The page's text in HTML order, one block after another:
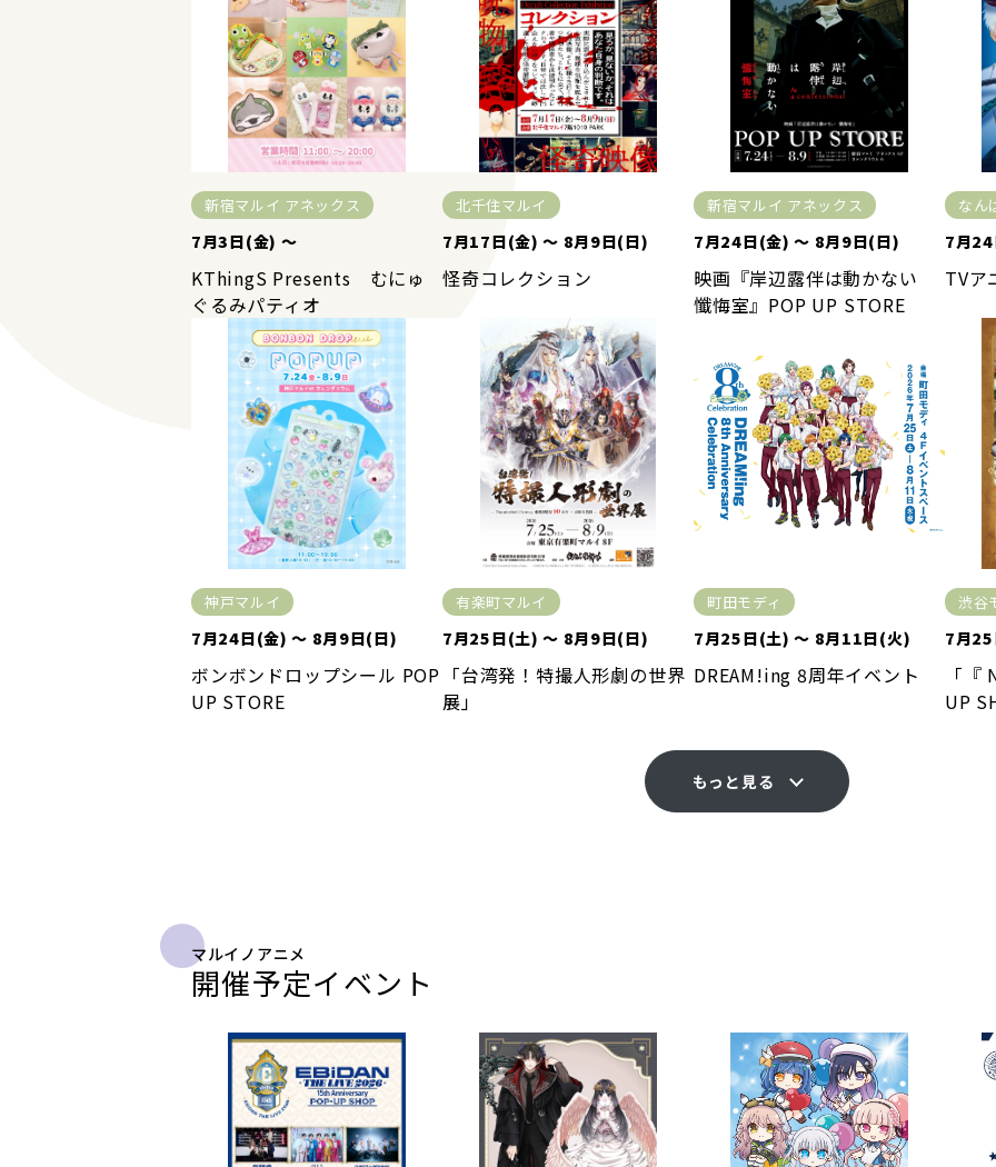
新宿マルイ アネックス
7月3日(金) ～
KThingS Presents むにゅ
ぐるみパティオ
北千住マルイ
7月17日(金) ～ 8月9日(日)
怪奇コレクション
新宿マルイ アネックス
7月24日(金) ～ 8月9日(日)
映画『岸辺露伴は動かない
懺悔室』POP UP STORE
なん
7月
TVア
神戸マルイ
7月24日(金) ～ 8月9日(日)
ボンボンドロップシール POP
UP STORE
有楽町マルイ
7月25日(土) ～ 8月9日(日)
「台湾発！特撮人形劇の世界
展」
町田モディ
7月25日(土) ～ 8月11日(火)
DREAM!ing 8周年イベント
渋谷
7月
「
UP
もっと見る
マルイノアニメ
開催予定イベント